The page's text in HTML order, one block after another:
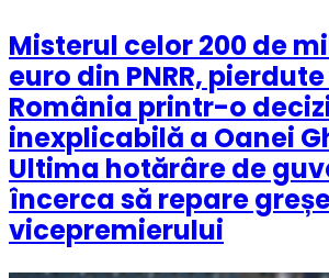
Misterul celor 200 de
euro din PNRR,
România printr-o
inexplicabilă a Oanei
Ultima hotărâre de
încerca să repare
vicepremierului